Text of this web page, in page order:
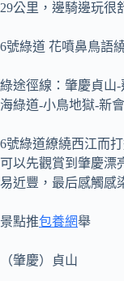
29公里，邊騎邊玩很
6號綠道 花噴鼻鳥語
綠途徑線：肇慶貞山
海綠道-小鳥地獄-新
6號綠道繚繞西江而
可以先觀賞到肇慶漂
易近豐，最后感觸感
景點推包養網舉
（肇慶）貞山